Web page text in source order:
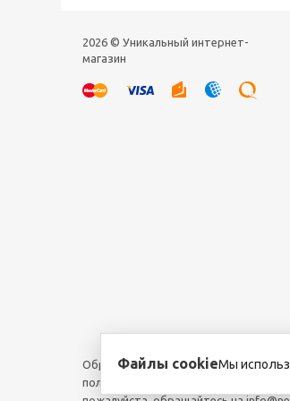
2026 © Уникальный интернет-
магазин
Обращаем ваше внимание на то, что
положениями пункта 1 статьи 437
Файлы cookieМы